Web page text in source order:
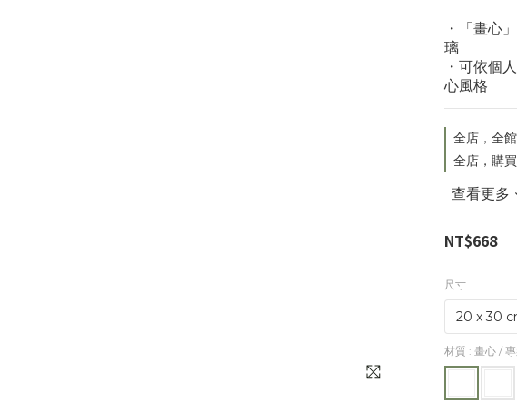
・「畫心
璃
・可依個
心風格
全店，全
全店，購
查看更多
NT$668
尺寸
材質 : 畫心 /